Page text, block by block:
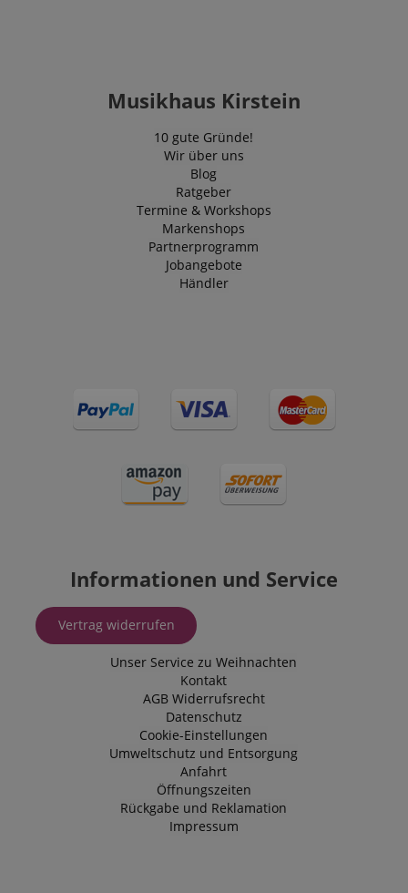
Musikhaus Kirstein
10 gute Gründe!
Wir über uns
Blog
Ratgeber
Termine & Workshops
Markenshops
Partnerprogramm
Jobangebote
Händler
Informationen und Service
Vertrag widerrufen
Unser Service zu Weihnachten
Kontakt
AGB Widerrufsrecht
Datenschutz
Cookie-Einstellungen
Umweltschutz und Entsorgung
Anfahrt
Öffnungszeiten
Rückgabe und Reklamation
Impressum